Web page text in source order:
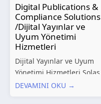
Digital Publications &
Compliance Solutions
/Dijital Yayınlar ve
Uyum Yönetimi
Hizmetleri
Dijital Yayınlar ve Uyum
Yönetimi Hizmetleri Solas
Marine, denizcilik
DEVAMINI OKU →